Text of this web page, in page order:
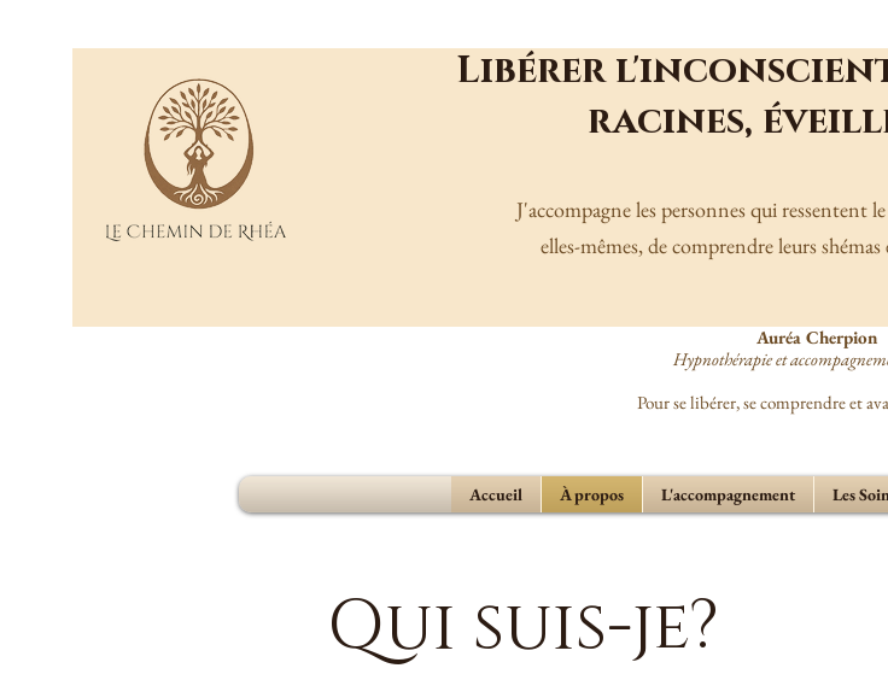
Libérer
racines,
J'accompagne les personnes qui ressentent
elles-mêmes, de comprendre leurs
Auréa Cherpion
Hypnothérapie et
Pour se libérer, se comprendre et
Accueil À propos L'accompagnement Les
Qui suis-je?